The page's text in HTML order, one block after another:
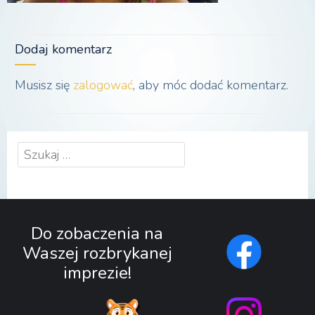
Dodaj komentarz
Musisz się zalogować, aby móc dodać komentarz.
Szukaj:
Do zobaczenia na
Waszej rozbrykanej
imprezie!